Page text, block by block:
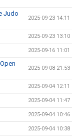
Judo
2025-09-23 14:11
2025-09-23 13:10
2025-09-16 11:01
2025-09-08 21:53
2025-09-04 12:11
2025-09-04 11:47
2025-09-04 10:46
2025-09-04 10:38